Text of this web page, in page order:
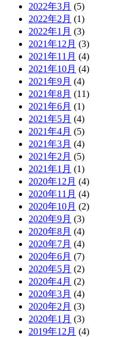
2022年3月 (5)
2022年2月 (1)
2022年1月 (3)
2021年12月 (3)
2021年11月 (4)
2021年10月 (4)
2021年9月 (4)
2021年8月 (11)
2021年6月 (1)
2021年5月 (4)
2021年4月 (5)
2021年3月 (4)
2021年2月 (5)
2021年1月 (1)
2020年12月 (4)
2020年11月 (4)
2020年10月 (2)
2020年9月 (3)
2020年8月 (4)
2020年7月 (4)
2020年6月 (7)
2020年5月 (2)
2020年4月 (2)
2020年3月 (4)
2020年2月 (3)
2020年1月 (3)
2019年12月 (4)